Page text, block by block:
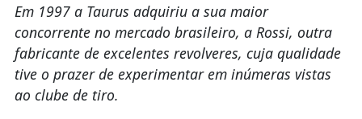
Em 1997 a Taurus adquiriu a sua maior
concorrente no mercado brasileiro, a Rossi, outra
fabricante de excelentes revolveres, cuja qualidade
tive o prazer de experimentar em inúmeras vistas
ao clube de tiro.